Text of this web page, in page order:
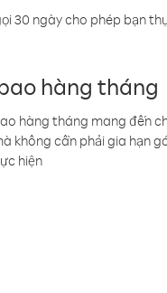
30 ngày cho phép bạn
hàng tháng
hàng tháng mang đến
không cần phải gia hạn
hiện